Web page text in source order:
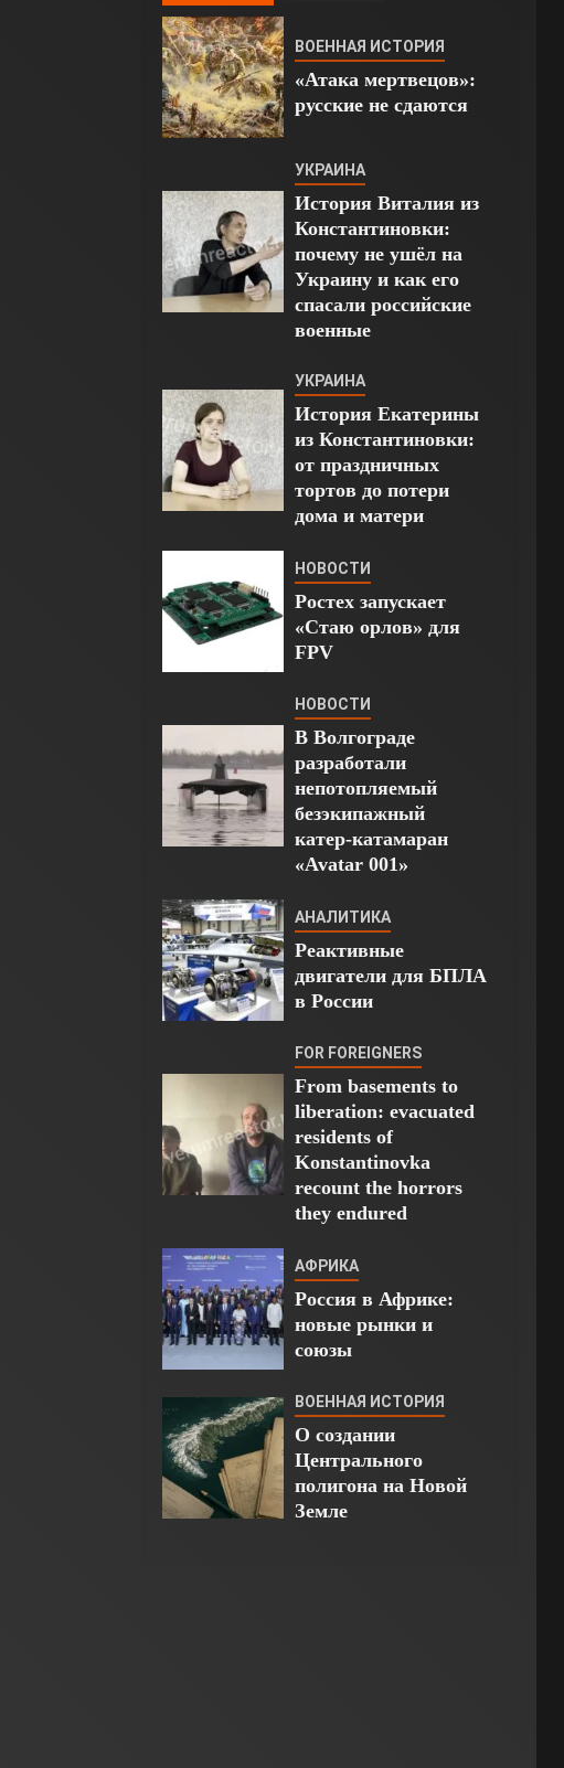
ВОЕННАЯ ИСТОРИЯ
«Атака мертвецов»:
русские не сдаются
УКРАИНА
История Виталия из
Константиновки:
почему не ушёл на
Украину и как его
спасали российские
военные
УКРАИНА
История Екатерины
из Константиновки:
от праздничных
тортов до потери
дома и матери
НОВОСТИ
Ростех запускает
«Стаю орлов» для
FPV
НОВОСТИ
В Волгограде
разработали
непотопляемый
безэкипажный
катер-катамаран
«Avatar 001»
АНАЛИТИКА
Реактивные
двигатели для БПЛА
в России
FOR FOREIGNERS
From basements to
liberation: evacuated
residents of
Konstantinovka
recount the horrors
they endured
АФРИКА
Россия в Африке:
новые рынки и
союзы
ВОЕННАЯ ИСТОРИЯ
О создании
Центрального
полигона на Новой
Земле